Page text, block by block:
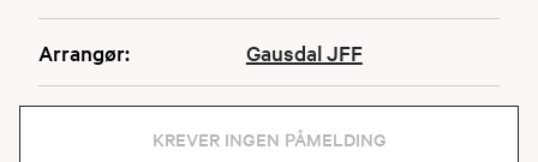
Arrangør: Gausdal JFF
KREVER INGEN PÅMELDING